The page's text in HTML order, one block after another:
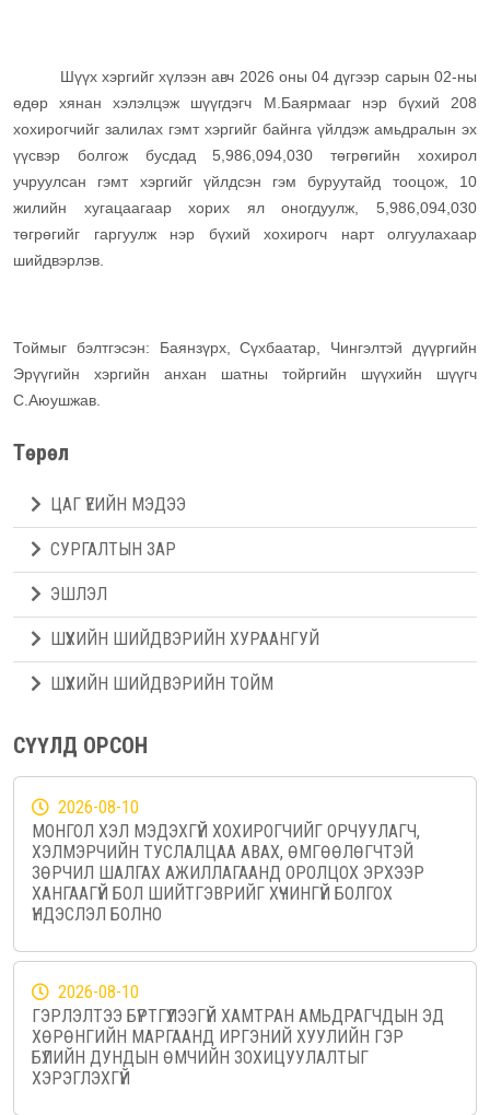
Шүүх хэргийг хүлээн авч 2026 оны 04 дүгээр сарын 02-ны
өдөр хянан хэлэлцэж шүүгдэгч М.Баярмааг нэр бүхий 208
хохирогчийг залилах гэмт хэргийг байнга үйлдэж амьдралын эх
үүсвэр болгож бусдад 5,986,094,030 төгрөгийн хохирол
учруулсан гэмт хэргийг үйлдсэн гэм буруутайд тооцож, 10
жилийн хугацаагаар хорих ял оногдуулж, 5,986,094,030
төгрөгийг гаргуулж нэр бүхий хохирогч нарт олгуулахаар
шийдвэрлэв.
Тоймыг бэлтгэсэн: Баянзүрх, Сүхбаатар, Чингэлтэй дүүргийн
Эрүүгийн хэргийн анхан шатны тойргийн шүүхийн шүүгч
С.Аюушжав.
Төрөл
ЦАГ ҮЕИЙН МЭДЭЭ
СУРГАЛТЫН ЗАР
ЭШЛЭЛ
ШҮҮХИЙН ШИЙДВЭРИЙН ХУРААНГУЙ
ШҮҮХИЙН ШИЙДВЭРИЙН ТОЙМ
СҮҮЛД ОРСОН
2026-08-10
МОНГОЛ ХЭЛ МЭДЭХГҮЙ ХОХИРОГЧИЙГ ОРЧУУЛАГЧ,
ХЭЛМЭРЧИЙН ТУСЛАЛЦАА АВАХ, ӨМГӨӨЛӨГЧТЭЙ
ЗӨРЧИЛ ШАЛГАХ АЖИЛЛАГААНД ОРОЛЦОХ ЭРХЭЭР
ХАНГААГҮЙ БОЛ ШИЙТГЭВРИЙГ ХҮЧИНГҮЙ БОЛГОХ
ҮНДЭСЛЭЛ БОЛНО
2026-08-10
ГЭРЛЭЛТЭЭ БҮРТГҮҮЛЭЭГҮЙ ХАМТРАН АМЬДРАГЧДЫН ЭД
ХӨРӨНГИЙН МАРГААНД ИРГЭНИЙ ХУУЛИЙН ГЭР
БҮЛИЙН ДУНДЫН ӨМЧИЙН ЗОХИЦУУЛАЛТЫГ
ХЭРЭГЛЭХГҮЙ